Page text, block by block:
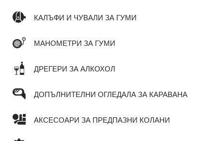
КАЛЪФИ И ЧУВАЛИ ЗА ГУМИ
МАНОМЕТРИ ЗА ГУМИ
ДРЕГЕРИ ЗА АЛКОХОЛ
ДОПЪЛНИТЕЛНИ ОГЛЕДАЛА ЗА КАРАВАНА
АКСЕСОАРИ ЗА ПРЕДПАЗНИ КОЛАНИ